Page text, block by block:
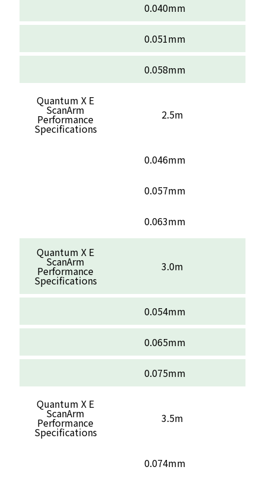
0.040mm
0.051mm
0.058mm
Quantum X E
ScanArm
Performance
Specifications
2.5m
0.046mm
0.057mm
0.063mm
Quantum X E
ScanArm
Performance
Specifications
3.0m
0.054mm
0.065mm
0.075mm
Quantum X E
ScanArm
Performance
Specifications
3.5m
0.074mm